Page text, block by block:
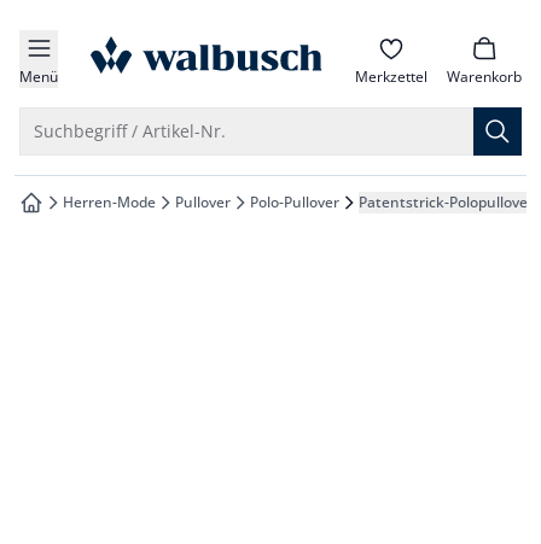
springen
springen
springen
springen
Menü zur Startseite Merkzettel Warenkorb
Suchbegriff / Artikel-Nr.
zur Startseite
Herren-Mode Pullover Polo-Pullover Patentstrick-Polopullover